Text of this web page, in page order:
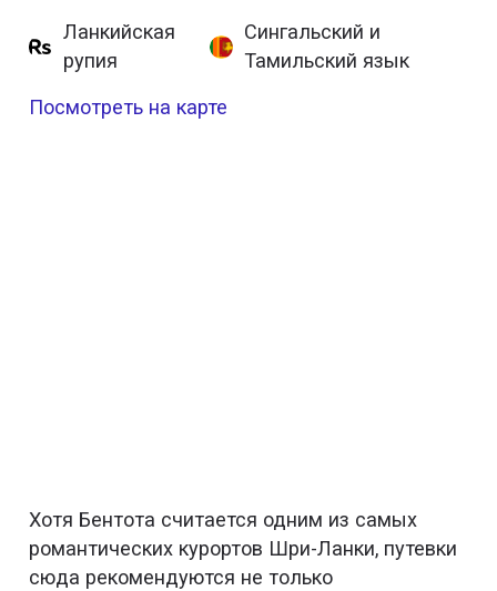
Ланкийская
рупия
Сингальский и
Тамильский язык
Посмотреть на карте
Хотя Бентота считается одним из самых
романтических курортов Шри-Ланки, путевки
сюда рекомендуются не только